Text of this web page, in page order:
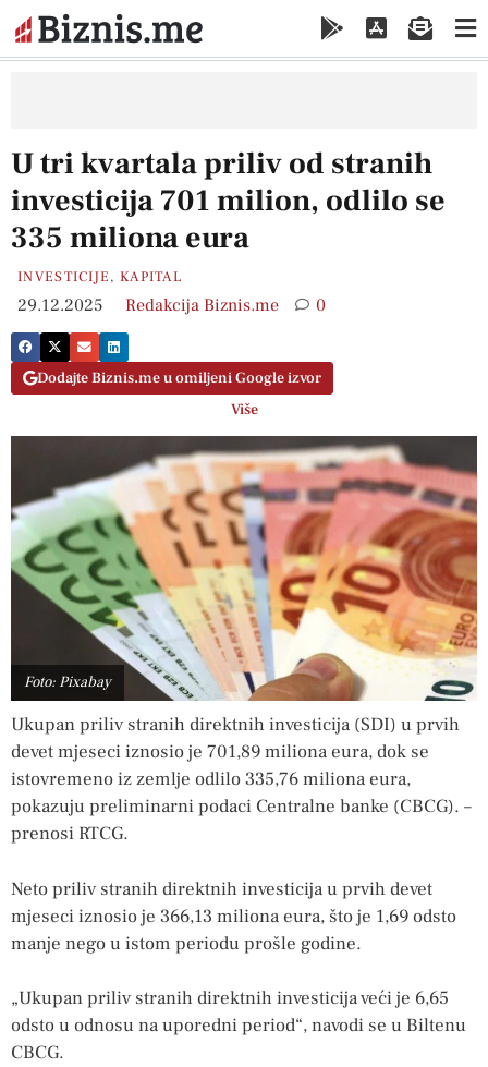
U tri kvartala priliv od stranih
investicija 701 milion, odlilo se
335 miliona eura
INVESTICIJE, KAPITAL
29.12.2025 Redakcija Biznis.me 0
Dodajte Biznis.me u omiljeni Google izvor
Više
Foto: Pixabay
Ukupan priliv stranih direktnih investicija (SDI) u prvih
devet mjeseci iznosio je 701,89 miliona eura, dok se
istovremeno iz zemlje odlilo 335,76 miliona eura,
pokazuju preliminarni podaci Centralne banke (CBCG). –
prenosi RTCG.
Neto priliv stranih direktnih investicija u prvih devet
mjeseci iznosio je 366,13 miliona eura, što je 1,69 odsto
manje nego u istom periodu prošle godine.
„Ukupan priliv stranih direktnih investicija veći je 6,65
odsto u odnosu na uporedni period“, navodi se u Biltenu
CBCG.